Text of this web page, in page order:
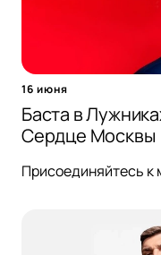
16 июня
Баста в
Сердце Москвы
Присоединяйтесь к